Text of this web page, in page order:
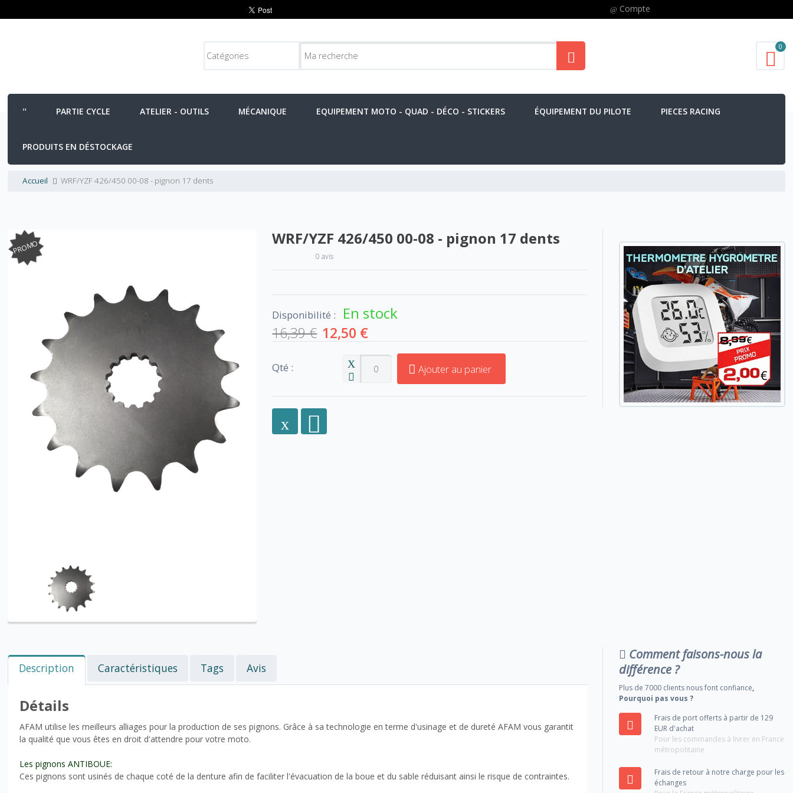
Compte
0
PARTIE CYCLE ATELIER - OUTILS MÉCANIQUE EQUIPEMENT MOTO - QUAD - DÉCO - STICKERS ÉQUIPEMENT DU PILOTE PIECES RACING
PRODUITS EN DÉSTOCKAGE
Accueil WRF/YZF 426/450 00-08 - pignon 17 dents
PROMO WRF/YZF 426/450 00-08 - pignon 17 dents
0 avis
Disponibilité : En stock
16,39 € 12,50 €
Qté : Ajouter au panier
Description Caractéristiques Tags Avis
Détails
AFAM utilise les meilleurs alliages pour la production de ses pignons. Grâce à sa technologie en terme d'usinage et de dureté AFAM vous garantit
la qualité que vous êtes en droit d'attendre pour votre moto.
Les pignons ANTIBOUE:
Ces pignons sont usinés de chaque coté de la denture afin de faciliter l'évacuation de la boue et du sable réduisant ainsi le risque de contraintes.
Comment faisons-nous la
différence ?
Plus de 7000 clients nous font confiance,
Pourquoi pas vous ?
Frais de port offerts à partir de 129
EUR d'achat
Pour les commandes à livrer en France
métropolitaine
Frais de retour à notre charge pour les
échanges